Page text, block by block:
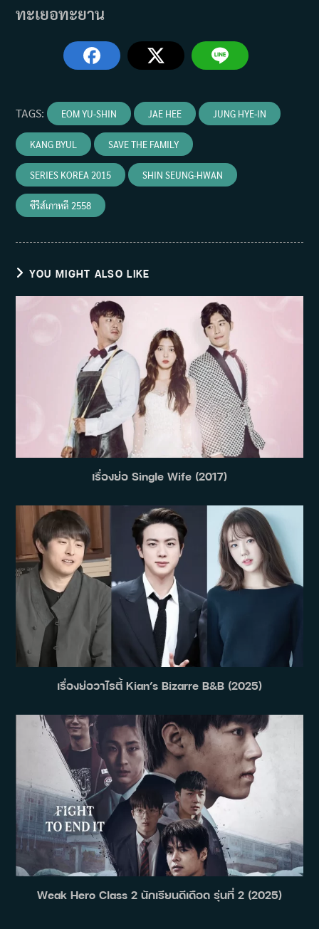
ทะเยอทะยาน
TAGS: EOM YU-SHIN JAE HEE JUNG HYE-IN
KANG BYUL SAVE THE FAMILY
SERIES KOREA 2015 SHIN SEUNG-HWAN
ซีรีส์เกาหลี 2558
YOU MIGHT ALSO LIKE
เรื่องย่อ Single Wife (2017)
เรื่องย่อวาไรตี้ Kian’s Bizarre B&B (2025)
Weak Hero Class 2 นักเรียนดีเดือด รุ่นที่ 2 (2025)